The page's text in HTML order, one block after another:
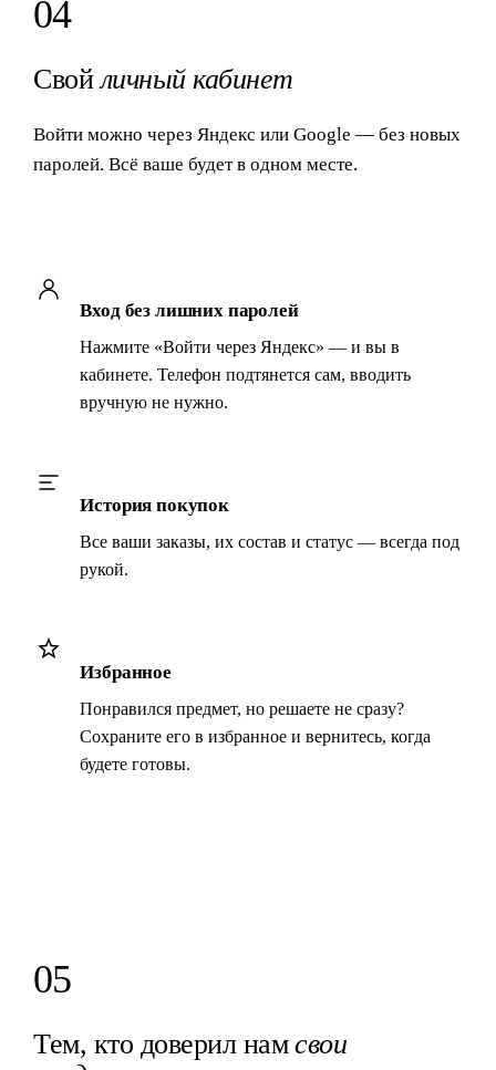
04
Свойличный кабинет
Войти можно через Яндекс или Google — без новых
паролей. Всё ваше будет в одном месте.
Вход без лишних паролей
Нажмите «Войти через Яндекс» — и вы в
кабинете. Телефон подтянется сам, вводить
вручную не нужно.
История покупок
Все ваши заказы, их состав и статус — всегда под
рукой.
Избранное
Понравился предмет, но решаете не сразу?
Сохраните его в избранное и вернитесь, когда
будете готовы.
05
Тем, кто доверил намсвои